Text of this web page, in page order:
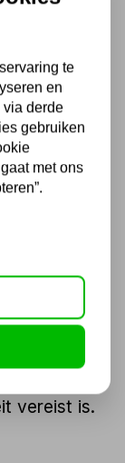
en
zijn. Ze
van
te
ideaal
en
vereist is.
te
en
via derde
gebruiken
met ons